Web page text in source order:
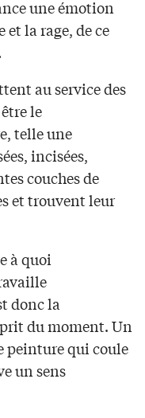
une émotion
et la rage, de ce
au service des
le
telle une
incisées,
couches de
et trouvent leur
à quoi
donc la
du moment. Un
peinture qui coule
un sens